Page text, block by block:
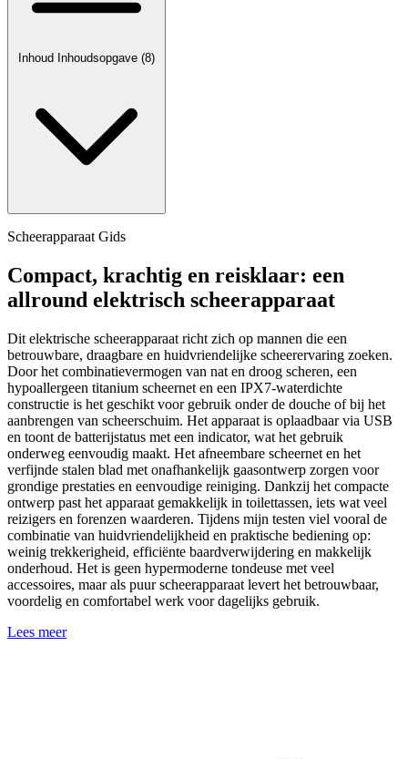
Inhoud Inhoudsopgave (8)
Scheerapparaat Gids
Compact, krachtig en reisklaar: een
allround elektrisch scheerapparaat
Dit elektrische scheerapparaat richt zich op mannen die een
betrouwbare, draagbare en huidvriendelijke scheerervaring zoeken.
Door het combinatievermogen van nat en droog scheren, een
hypoallergeen titanium scheernet en een IPX7-waterdichte
constructie is het geschikt voor gebruik onder de douche of bij het
aanbrengen van scheerschuim. Het apparaat is oplaadbaar via USB
en toont de batterijstatus met een indicator, wat het gebruik
onderweg eenvoudig maakt. Het afneembare scheernet en het
verfijnde stalen blad met onafhankelijk gaasontwerp zorgen voor
grondige prestaties en eenvoudige reiniging. Dankzij het compacte
ontwerp past het apparaat gemakkelijk in toilettassen, iets wat veel
reizigers en forenzen waarderen. Tijdens mijn testen viel vooral de
combinatie van huidvriendelijkheid en praktische bediening op:
weinig trekkerigheid, efficiënte baardverwijdering en makkelijk
onderhoud. Het is geen hypermoderne tondeuse met veel
accessoires, maar als puur scheerapparaat levert het betrouwbaar,
voordelig en comfortabel werk voor dagelijks gebruik.
Lees meer